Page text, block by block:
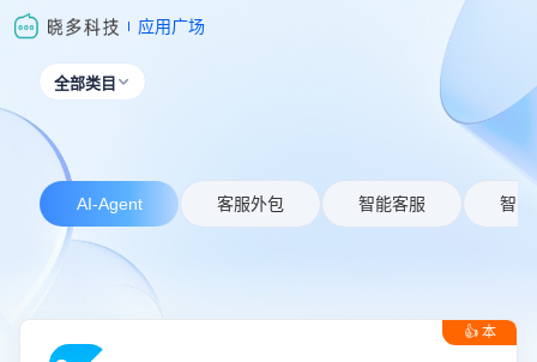
应用广场
全部类目 
AI-Agent 客服外包 智能客服 智能
👍 本